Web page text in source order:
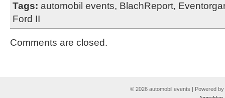
Tags: automobil events, BlachReport,
Ford II
Comments are closed.
© 2026 automobil events | Powered by